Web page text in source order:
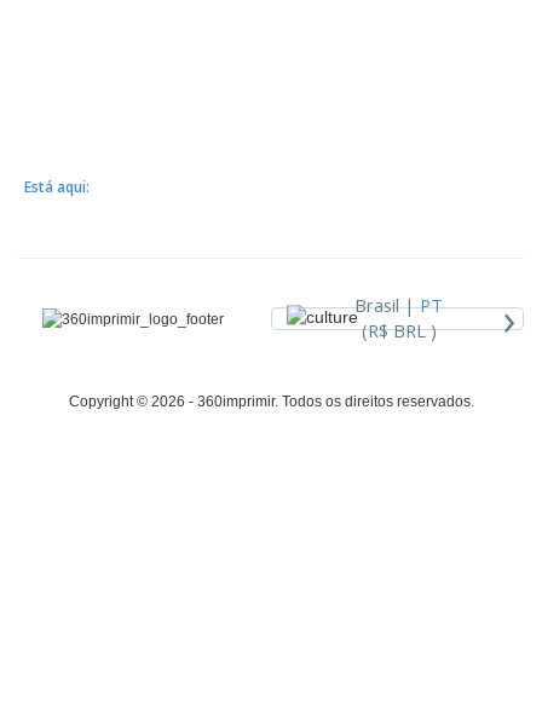
Está aqui:
Brasil |PT
(R$ BRL )
›
Copyright © 2026 - 360imprimir. Todos os direitos reservados.